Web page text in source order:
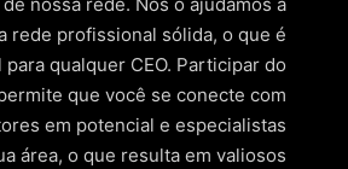
rede profissional sólida, o que é
qualquer CEO. Participar do
que você se conecte com
em potencial e especialistas
área, o que resulta em valiosos